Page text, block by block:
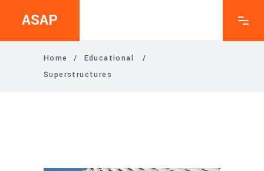
ASAP
Home / Educational
/
Superstructures